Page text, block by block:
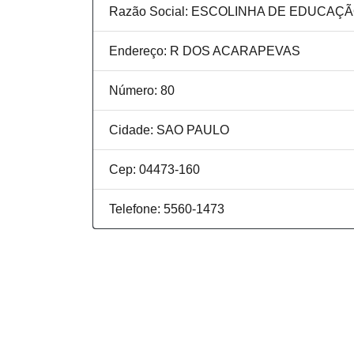
Razão Social: ESCOLINHA DE
Endereço: R DOS ACARAPEVAS
Número: 80
Cidade: SAO PAULO
Cep: 04473-160
Telefone: 5560-1473